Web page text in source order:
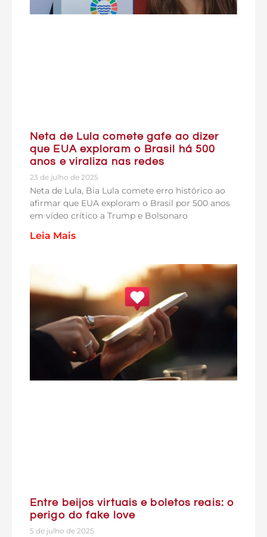
Neta de Lula comete gafe ao dizer
que EUA exploram o Brasil há 500
anos e viraliza nas redes
23 de julho de 2025
Neta de Lula, Bia Lula comete erro histórico ao
afirmar que EUA exploram o Brasil por 500 anos
em vídeo crítico a Trump e Bolsonaro
Leia Mais
Entre beijos virtuais e boletos reais: o
perigo do fake love
5 de julho de 2025